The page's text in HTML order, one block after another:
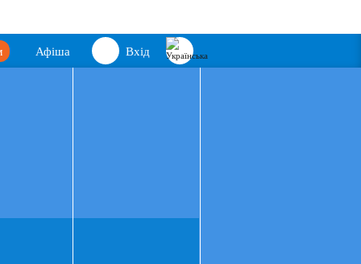
Вхід
Афіша